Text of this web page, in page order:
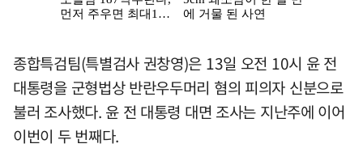
종합특검팀(특별검사 권창영)은 13일 오전 10시 윤 전
대통령을 군형법상 반란우두머리 혐의 피의자 신분으로
불러 조사했다. 윤 전 대통령 대면 조사는 지난주에 이어
이번이 두 번째다.